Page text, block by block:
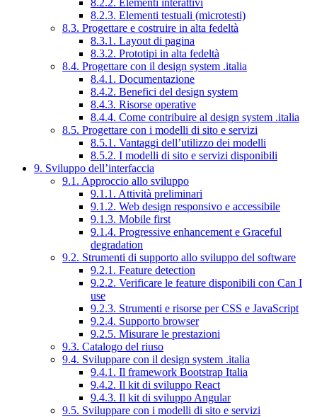
8.2.2. Elementi interattivi
8.2.3. Elementi testuali (microtesti)
8.3. Progettare e costruire in alta fedeltà
8.3.1. Layout di pagina
8.3.2. Prototipi in alta fedeltà
8.4. Progettare con il design system .italia
8.4.1. Documentazione
8.4.2. Benefici del design system
8.4.3. Risorse operative
8.4.4. Come contribuire al design system .italia
8.5. Progettare con i modelli di sito e servizi
8.5.1. Vantaggi dell’utilizzo dei modelli
8.5.2. I modelli di sito e servizi disponibili
9. Sviluppo dell’interfaccia
9.1. Approccio allo sviluppo
9.1.1. Attività preliminari
9.1.2. Web design responsivo e accessibile
9.1.3. Mobile first
9.1.4. Progressive enhancement e Graceful
degradation
9.2. Strumenti di supporto allo sviluppo del software
9.2.1. Feature detection
9.2.2. Verificare le feature disponibili con Can I
use
9.2.3. Strumenti e risorse per CSS e JavaScript
9.2.4. Supporto browser
9.2.5. Misurare le prestazioni
9.3. Catalogo del riuso
9.4. Sviluppare con il design system .italia
9.4.1. Il framework Bootstrap Italia
9.4.2. Il kit di sviluppo React
9.4.3. Il kit di sviluppo Angular
9.5. Sviluppare con i modelli di sito e servizi